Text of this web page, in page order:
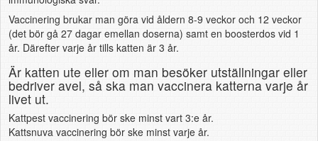
Vaccinering brukar man göra vid åldern 8-9 veckor och 12 veckor
(det bör gå 27 dagar emellan doserna) samt en boosterdos vid 1
år. Därefter varje år tills katten är 3 år.
Är katten ute eller om man besöker utställningar eller
bedriver avel, så ska man vaccinera katterna varje år
livet ut.
Kattpest vaccinering bör ske minst vart 3:e år.
Kattsnuva vaccinering bör ske minst varje år.